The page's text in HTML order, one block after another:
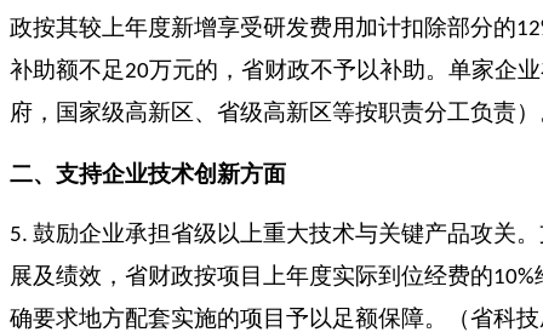
政按其较上年度新增享受研发费用加计扣除部分的
补助额不足20万元的，省财政不予以补助。单家企
府，国家级高新区、省级高新区等按职责分工负责
二、支持企业技术创新方面
5. 鼓励企业承担省级以上重大技术与关键产品攻关
展及绩效，省财政按项目上年度实际到位经费的10%
确要求地方配套实施的项目予以足额保障。（省科